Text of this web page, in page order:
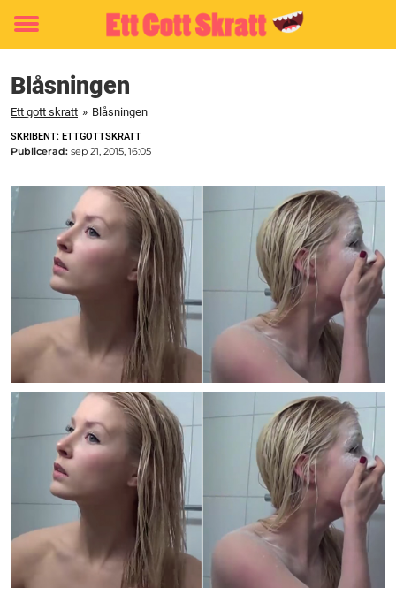
Toggle
Blåsningen
Ett gott skratt » Blåsningen
SKRIBENT: ETTGOTTSKRATT
Publicerad: sep 21, 2015, 16:05